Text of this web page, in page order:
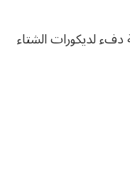
دفء لديكورات الشتاء